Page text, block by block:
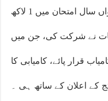
حیدر شیرازی کے مطابق رواں سال امتحان میں 1 لاکھ
و طالبات نے شرکت کی، جن میں
امیدوار کامیاب قرار پائے، کامیابی کا
کے اعلان کے ساتھ ہی ۔